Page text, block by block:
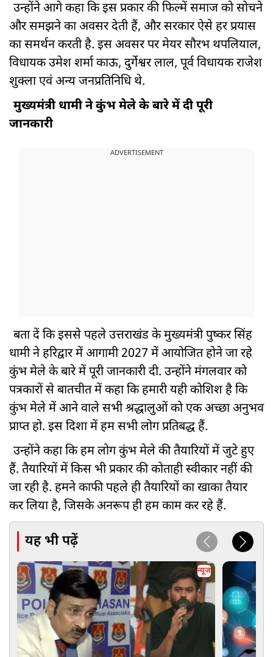
उन्होंने आगे कहा कि इस प्रकार की फिल्में समाज को सोचने
और समझने का अवसर देती हैं, और सरकार ऐसे हर प्रयास
का समर्थन करती है. इस अवसर पर मेयर सौरभ थपलियाल,
विधायक उमेश शर्मा काऊ, दुर्गेश्वर लाल, पूर्व विधायक राजेश
शुक्ला एवं अन्य जनप्रतिनिधि थे.
मुख्यमंत्री धामी ने कुंभ मेले के बारे में दी पूरी
जानकारी
ADVERTISEMENT
बता दें कि इससे पहले उत्तराखंड के मुख्यमंत्री पुष्कर सिंह
धामी ने हरिद्वार में आगामी 2027 में आयोजित होने जा रहे
कुंभ मेले के बारे में पूरी जानकारी दी. उन्होंने मंगलवार को
पत्रकारों से बातचीत में कहा कि हमारी यही कोशिश है कि
कुंभ मेले में आने वाले सभी श्रद्धालुओं को एक अच्छा अनुभव
प्राप्त हो. इस दिशा में हम सभी लोग प्रतिबद्ध हैं.
उन्होंने कहा कि हम लोग कुंभ मेले की तैयारियों में जुटे हुए
हैं. तैयारियों में किस भी प्रकार की कोताही स्वीकार नहीं की
जा रही है. हमने काफी पहले ही तैयारियों का खाका तैयार
कर लिया है, जिसके अनरूप ही हम काम कर रहे हैं.
यह भी पढ़ें
न्यूज